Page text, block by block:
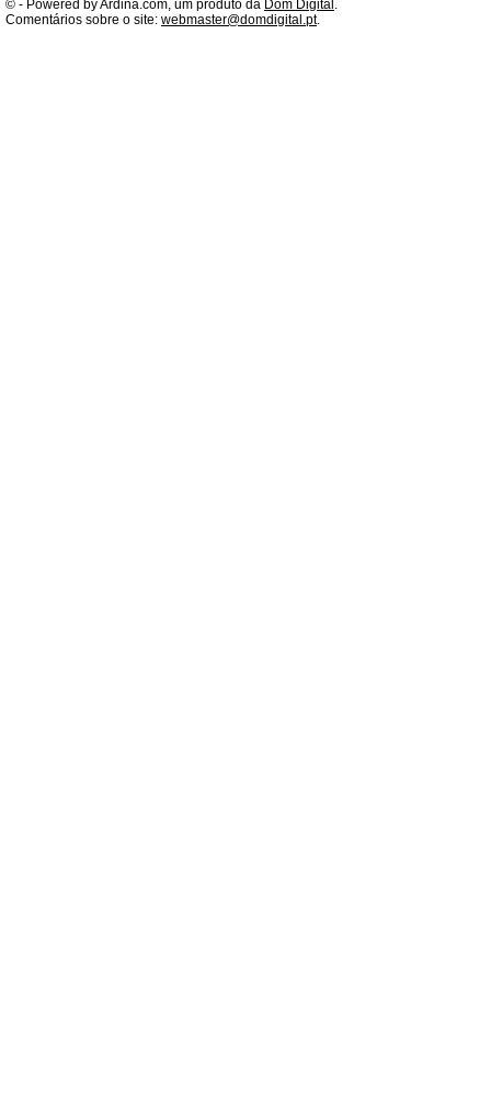
© - Powered by Ardina.com, um produto da Dom Digital .
Comentários sobre o site: webmaster@domdigital.pt.